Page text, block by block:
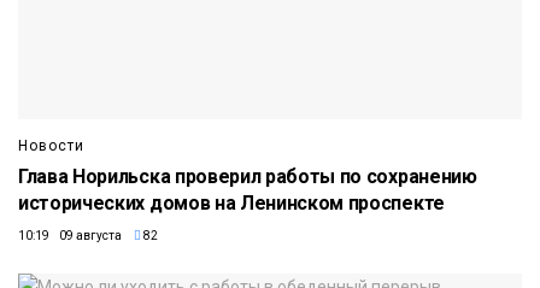
Новости
Глава Норильска проверил работы по сохранению
исторических домов на Ленинском проспекте
10:19 09 августа 82